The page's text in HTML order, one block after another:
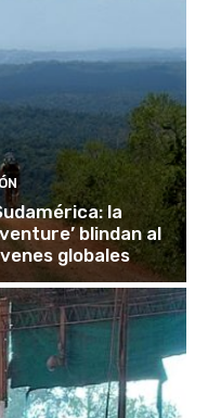
la
blindan al
globales